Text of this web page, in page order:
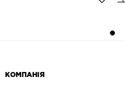
КОМПАНІЯ